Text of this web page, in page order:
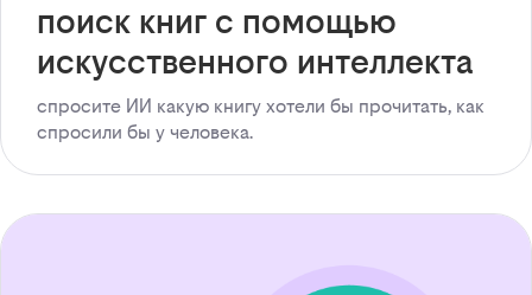
поиск книг с помощью
искусственного интеллекта
спросите ИИ какую книгу хотели бы прочитать, как
спросили бы у человека.